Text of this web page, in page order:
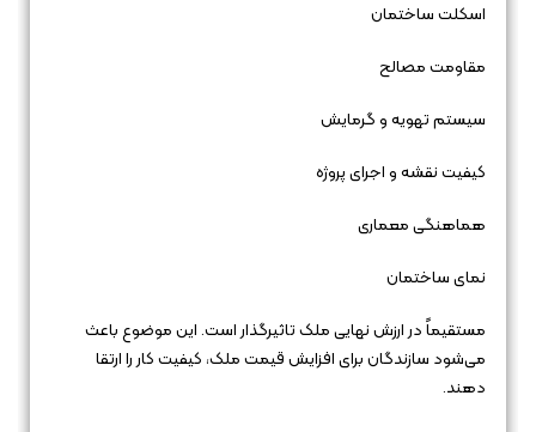
اسکلت ساختمان
مقاومت مصالح
سیستم تهویه و گرمایش
کیفیت نقشه و اجرای پروژه
هماهنگی معماری
نمای ساختمان
مستقیماً در ارزش نهایی ملک تاثیرگذار است. این موضوع باعث
می‌شود سازندگان برای افزایش قیمت ملک، کیفیت کار را ارتقا
دهند.